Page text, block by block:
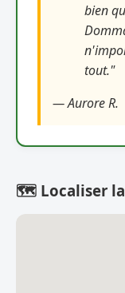
bien
tout."
— Aurore R.
🗺️ Localiser la